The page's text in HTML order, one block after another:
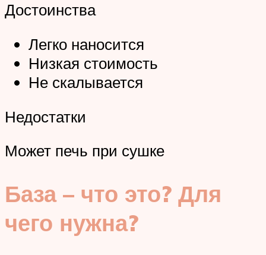
Достоинства
Легко наносится
Низкая стоимость
Не скалывается
Недостатки
Может печь при сушке
База – что это? Для
чего нужна?